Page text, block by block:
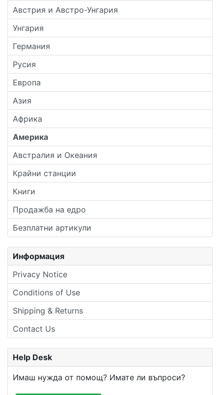
Австрия и Австро-Унгария
Унгария
Германия
Русия
Европа
Азия
Африка
Америка
Австралия и Океания
Крайни станции
Книги
Продажба на едро
Безплатни артикули
Информация
Privacy Notice
Conditions of Use
Shipping & Returns
Contact Us
Help Desk
Имаш нужда от помощ? Имате ли въпроси?